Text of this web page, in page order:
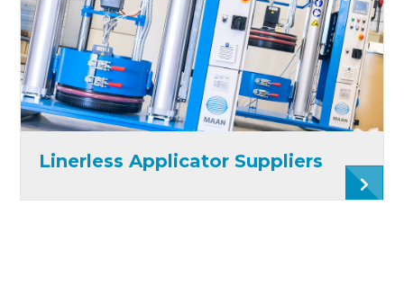
Linerless Applicator Suppliers